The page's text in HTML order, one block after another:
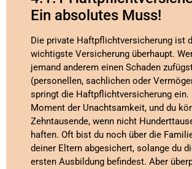
Ein absolutes Muss!
Die private Haftpflichtversicherung ist
wichtigste Versicherung überhaupt.
jemand anderem einen Schaden
(personellen, sachlichen oder
springt die Haftpflichtversicherung ein.
Moment der Unachtsamkeit, und du
Zehntausende, wenn nicht
haften. Oft bist du noch über die
deiner Eltern abgesichert, solange du
ersten Ausbildung befindest. Aber